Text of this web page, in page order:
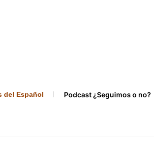
del Español Podcast ¿Seguimos o no?